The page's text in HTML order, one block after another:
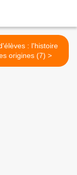
: l'histoire
de mes origines (7) >